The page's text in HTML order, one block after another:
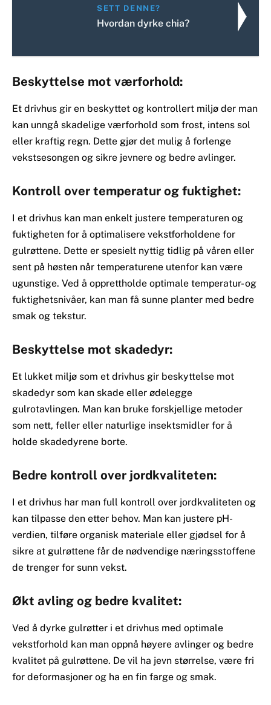
SETT DENNE?
Hvordan dyrke chia?
Beskyttelse mot værforhold:
Et drivhus gir en beskyttet og kontrollert miljø der man
kan unngå skadelige værforhold som frost, intens sol
eller kraftig regn. Dette gjør det mulig å forlenge
vekstsesongen og sikre jevnere og bedre avlinger.
Kontroll over temperatur og fuktighet:
I et drivhus kan man enkelt justere temperaturen og
fuktigheten for å optimalisere vekstforholdene for
gulrøttene. Dette er spesielt nyttig tidlig på våren eller
sent på høsten når temperaturene utenfor kan være
ugunstige. Ved å opprettholde optimale temperatur- og
fuktighetsnivåer, kan man få sunne planter med bedre
smak og tekstur.
Beskyttelse mot skadedyr:
Et lukket miljø som et drivhus gir beskyttelse mot
skadedyr som kan skade eller ødelegge
gulrotavlingen. Man kan bruke forskjellige metoder
som nett, feller eller naturlige insektsmidler for å
holde skadedyrene borte.
Bedre kontroll over jordkvaliteten:
I et drivhus har man full kontroll over jordkvaliteten og
kan tilpasse den etter behov. Man kan justere pH-
verdien, tilføre organisk materiale eller gjødsel for å
sikre at gulrøttene får de nødvendige næringsstoffene
de trenger for sunn vekst.
Økt avling og bedre kvalitet:
Ved å dyrke gulrøtter i et drivhus med optimale
vekstforhold kan man oppnå høyere avlinger og bedre
kvalitet på gulrøttene. De vil ha jevn størrelse, være fri
for deformasjoner og ha en fin farge og smak.